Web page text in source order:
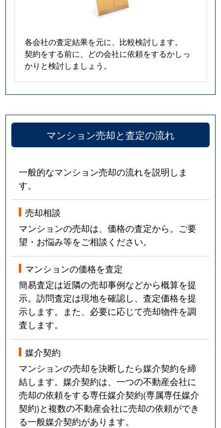
各会社の査定結果を元に、比較検討します。
契約をする前に、どの会社に依頼をするかしっ
かりと検討しましょう。
マンション売却と査定の流れ
一般的なマンション売却の流れを説明しま
す。
売却相談
マンションの売却は、価格の査定から。ご要
望・お悩み等をご相談ください。
マンションの価格を査定
簡易査定は近隣の売却事例などから概算を提
示。訪問査定は現地を確認し、査定価格を提
示します。また、必要に応じて売却物件を調
査します。
媒介契約
マンションの売却を決断したら媒介契約を締
結します。媒介契約は、一つの不動産会社に
売却の依頼をする専任媒介契約(専属専任媒介
契約)と複数の不動産会社に売却の依頼ができ
る一般媒介契約があります。